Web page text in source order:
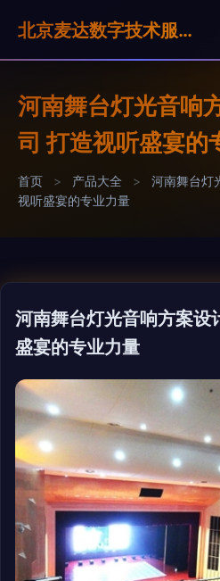
北京麦达数字技术服务有限公司
河南舞台灯光音响
司 打造视听盛宴的
首页 > 产品大全 >
河南舞台灯
视听盛宴的专业力量
河南舞台灯光音响方案设
盛宴的专业力量